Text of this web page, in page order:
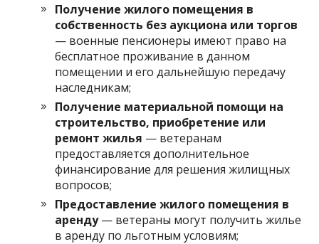
Получение жилого помещения в
собственность без аукциона или торгов
— военные пенсионеры имеют право на
бесплатное проживание в данном
помещении и его дальнейшую передачу
наследникам;
Получение материальной помощи на
строительство, приобретение или
ремонт жилья — ветеранам
предоставляется дополнительное
финансирование для решения жилищных
вопросов;
Предоставление жилого помещения в
аренду— ветераны могут получить жилье
в аренду по льготным условиям;